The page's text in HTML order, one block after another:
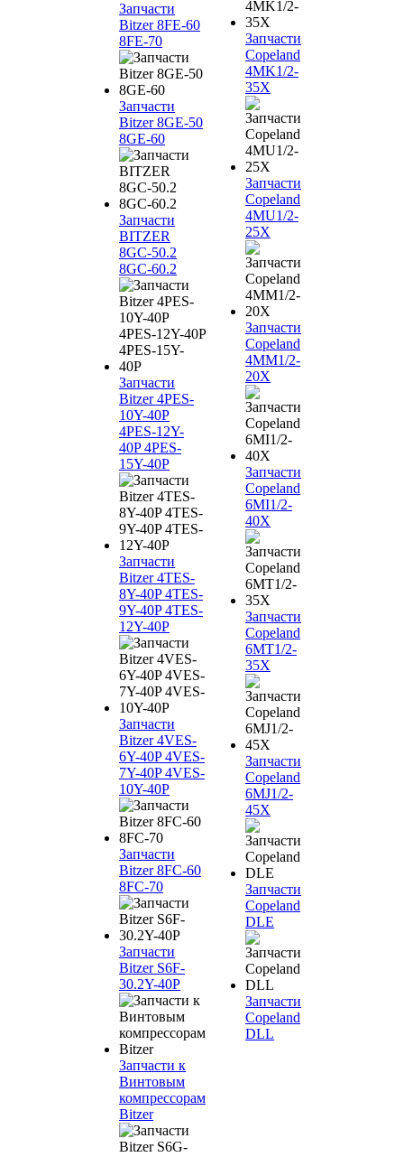
Запчасти
Bitzer 8FE-60
8FE-70
Запчасти
Bitzer 8GE-50
8GE-60
Запчасти
BITZER
8GC-50.2
8GC-60.2
Запчасти
Bitzer 4PES-
10Y-40P
4PES-12Y-
40P 4PES-
15Y-40P
Запчасти
Bitzer 4TES-
8Y-40P 4TES-
9Y-40P 4TES-
12Y-40P
Запчасти
Bitzer 4VES-
6Y-40P 4VES-
7Y-40P 4VES-
10Y-40P
Запчасти
Bitzer 8FC-60
8FC-70
Запчасти
Bitzer S6F-
30.2Y-40P
Запчасти к
Винтовым
компрессорам
Bitzer
Запчасти
Copeland
4MK1/2-
35X
Запчасти
Copeland
4MU1/2-
25X
Запчасти
Copeland
4MM1/2-
20X
Запчасти
Copeland
6MI1/2-
40X
Запчасти
Copeland
6MT1/2-
35X
Запчасти
Copeland
6MJ1/2-
45X
Запчасти
Copeland
DLE
Запчасти
Copeland
DLL